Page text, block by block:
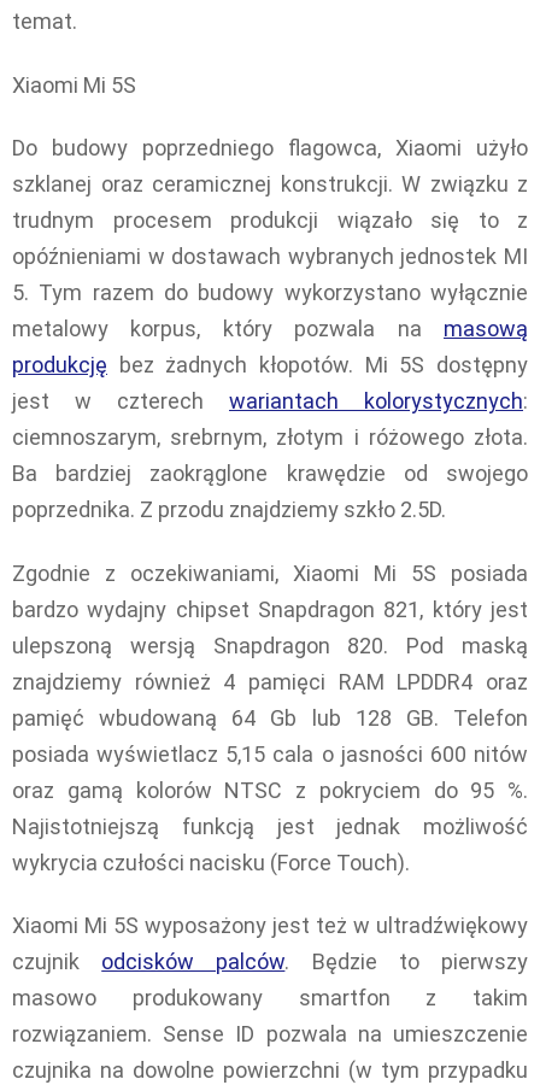
temat.
Xiaomi Mi 5S
Do budowy poprzedniego flagowca, Xiaomi użyło
szklanej oraz ceramicznej konstrukcji. W związku z
trudnym procesem produkcji wiązało się to z
opóźnieniami w dostawach wybranych jednostek MI
5. Tym razem do budowy wykorzystano wyłącznie
metalowy korpus, który pozwala na masową
produkcję bez żadnych kłopotów. Mi 5S dostępny
jest w czterech wariantach kolorystycznych:
ciemnoszarym, srebrnym, złotym i różowego złota.
Ba bardziej zaokrąglone krawędzie od swojego
poprzednika. Z przodu znajdziemy szkło 2.5D.
Zgodnie z oczekiwaniami, Xiaomi Mi 5S posiada
bardzo wydajny chipset Snapdragon 821, który jest
ulepszoną wersją Snapdragon 820. Pod maską
znajdziemy również 4 pamięci RAM LPDDR4 oraz
pamięć wbudowaną 64 Gb lub 128 GB. Telefon
posiada wyświetlacz 5,15 cala o jasności 600 nitów
oraz gamą kolorów NTSC z pokryciem do 95 %.
Najistotniejszą funkcją jest jednak możliwość
wykrycia czułości nacisku (Force Touch).
Xiaomi Mi 5S wyposażony jest też w ultradźwiękowy
czujnik odcisków palców. Będzie to pierwszy
masowo produkowany smartfon z takim
rozwiązaniem. Sense ID pozwala na umieszczenie
czujnika na dowolne powierzchni (w tym przypadku